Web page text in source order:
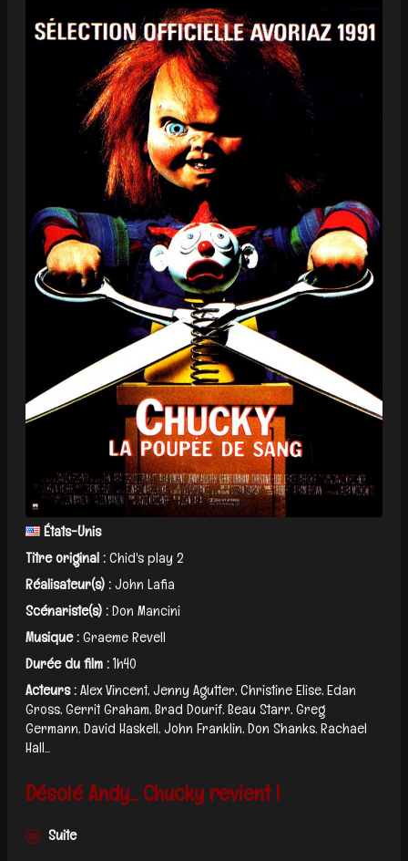
États-Unis
Titre original :Chid's play 2
Réalisateur(s) :John Lafia
Scénariste(s) :Don Mancini
Musique :Graeme Revell
Durée du film :1h40
Acteurs :Alex Vincent, Jenny Agutter, Christine Elise, Edan
Gross, Gerrit Graham, Brad Dourif, Beau Starr, Greg
Germann, David Haskell, John Franklin, Don Shanks, Rachael
Hall...
Désolé Andy... Chucky revient !
Suite